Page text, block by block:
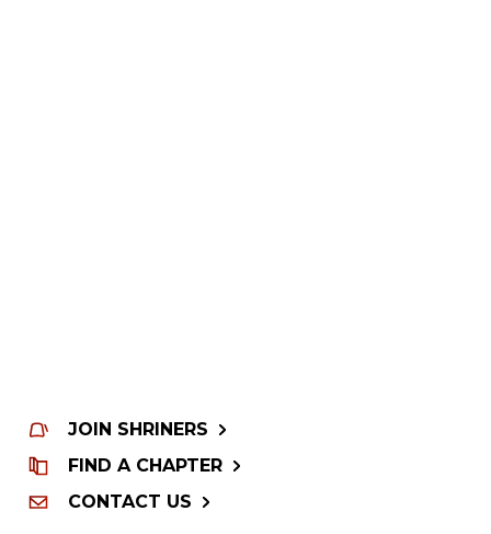
JOIN SHRINERS
FIND A CHAPTER
CONTACT US